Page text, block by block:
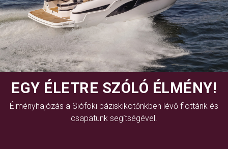
EGY ÉLETRE SZÓLÓ ÉLMÉNY!
Élményhajózás a Siófoki báziskikötőnkben lévő flottánk és
csapatunk segítségével.